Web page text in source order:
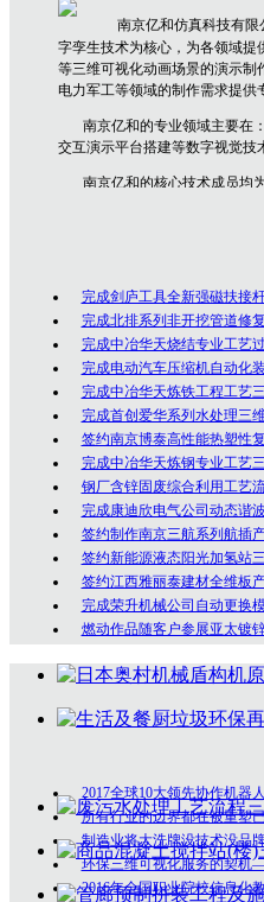
南京亿和仿真科技有限
字孪生技术为核心，为各领域提
等三维可视化动画场景的演示制
电力军工等领域的制作需求提供
南京亿和的专业领域主要在：
交互演示平台搭建等数字视觉技
南京亿和的核心技术成员均
公司坚持以创意为核心的客户
完成剑庐工具全新强磁扶接
完成北排系列非开挖管道修
完成中冶华天烧结专业工艺
完成电动汽车压缩机自动化
完成中冶华天炼铁工程工艺
完成首创爱华系列水处理三
签约南京博泰高性能热塑性
完成中冶华天炼钢专业工艺
钢厂含锌固废综合利用工艺
完成康迪欣电气公司动态谐
签约制作南京三航系列航插
签约新能源液态阳光加氢站
签约江西雅丽泰建材全维板
完成荣升机械公司自动更换
燃动作品随客户参展亚太镀
2017全球10大领先协作机器
所有行业的边界都在被重塑
制造业将大洗牌没技术没品
环保三维可视化服务的契
2016年全国职业院校信息化